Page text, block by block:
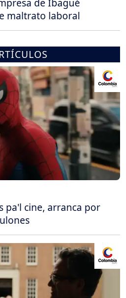
de Ibagué
maltrato laboral
pa'l cine, arranca por